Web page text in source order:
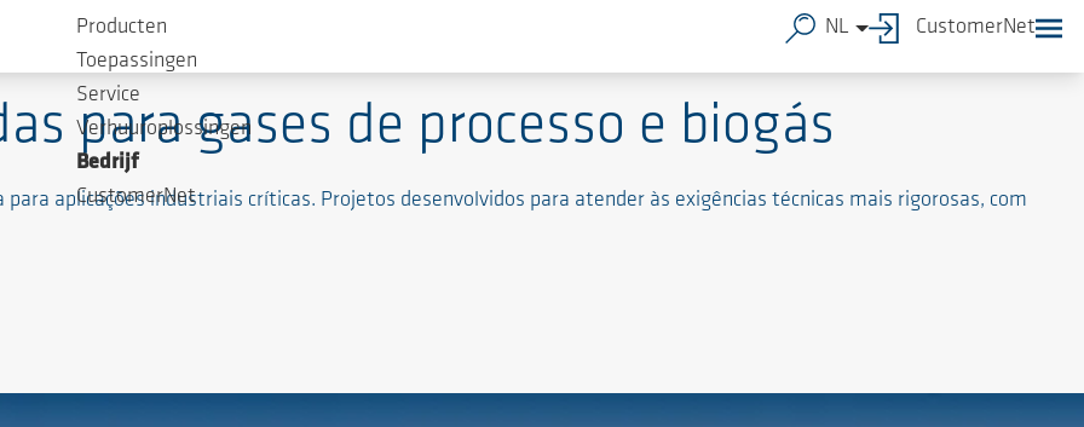
para gases de processo e biogás
aplicações industriais críticas. Projetos desenvolvidos para atender às exigências técnicas mais rigorosas, com
Producten
Toepassingen
Service
Verhuuroplossingen
Bedrijf
CustomerNet
NL CustomerNet